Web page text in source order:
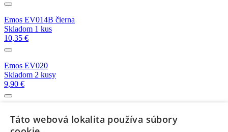
Emos EV014B čierna
Skladom 1 kus
10,35 €
Emos EV020
Skladom 2 kusy
9,90 €
Na objednávku
12,30 €
Táto webová lokalita používa súbory